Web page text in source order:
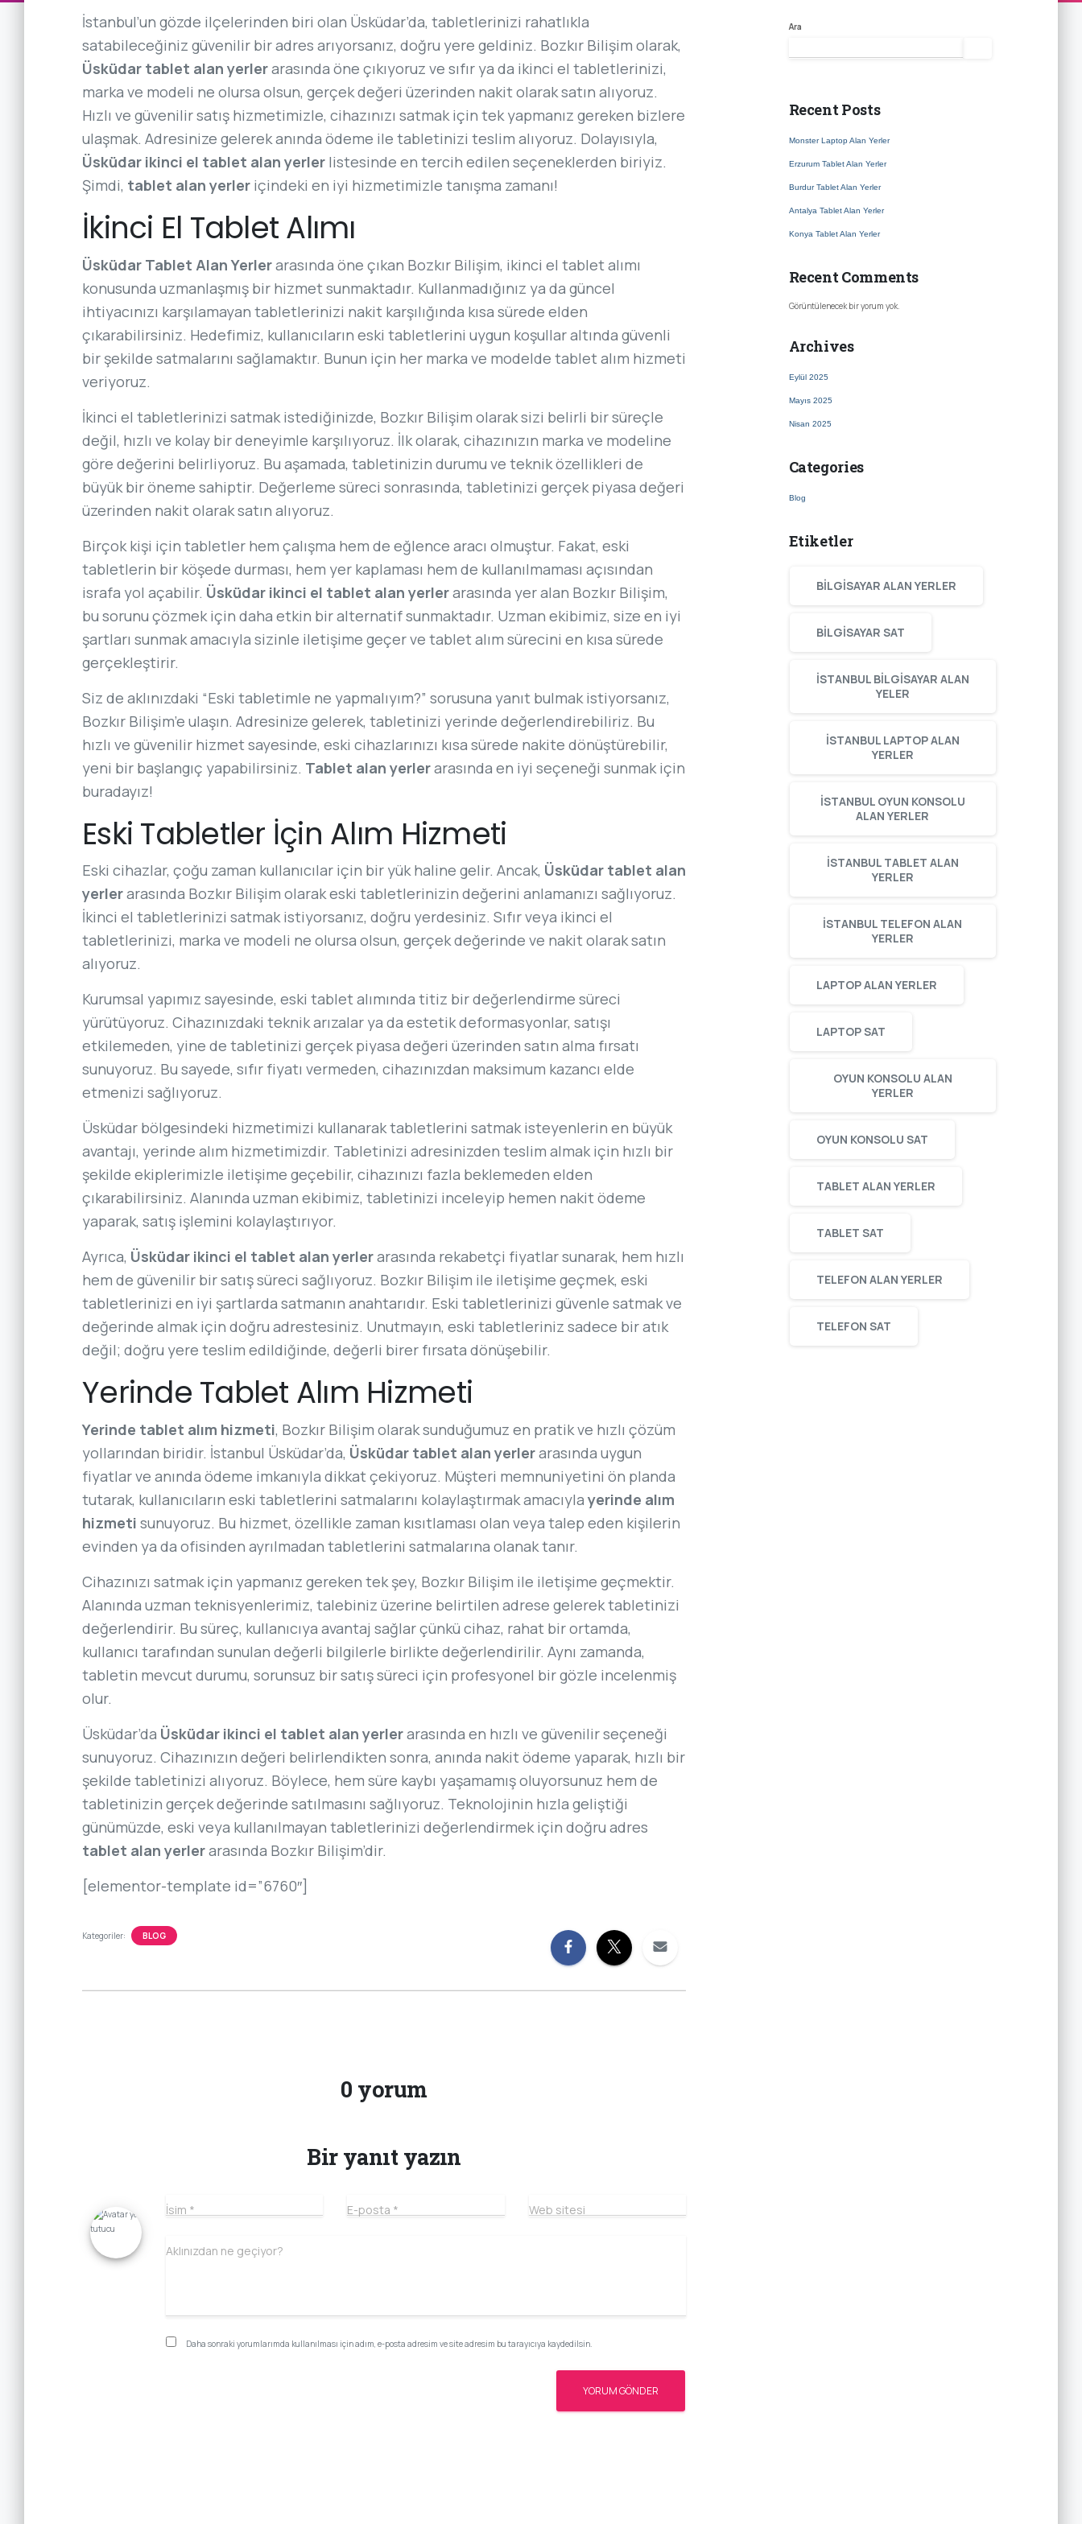
İstanbul’un gözde ilçelerinden biri olan Üsküdar’da, tabletlerinizi rahatlıkla
satabileceğiniz güvenilir bir adres arıyorsanız, doğru yere geldiniz. Bozkır Bilişim olarak,
Üsküdar tablet alan yerlerarasında öne çıkıyoruz ve sıfır ya da ikinci el tabletlerinizi,
marka ve modeli ne olursa olsun, gerçek değeri üzerinden nakit olarak satın alıyoruz.
Hızlı ve güvenilir satış hizmetimizle, cihazınızı satmak için tek yapmanız gereken bizlere
ulaşmak. Adresinize gelerek anında ödeme ile tabletinizi teslim alıyoruz. Dolayısıyla,
Üsküdar ikinci el tablet alan yerler listesinde en tercih edilen seçeneklerden biriyiz.
Şimdi, tablet alan yerler içindeki en iyi hizmetimizle tanışma zamanı!
İkinci El Tablet Alımı
Üsküdar Tablet Alan Yerlerarasında öne çıkan Bozkır Bilişim, ikinci el tablet alımı
konusunda uzmanlaşmış bir hizmet sunmaktadır. Kullanmadığınız ya da güncel
ihtiyacınızı karşılamayan tabletlerinizi nakit karşılığında kısa sürede elden
çıkarabilirsiniz. Hedefimiz, kullanıcıların eski tabletlerini uygun koşullar altında güvenli
bir şekilde satmalarını sağlamaktır. Bunun için her marka ve modelde tablet alım hizmeti
veriyoruz.
İkinci el tabletlerinizi satmak istediğinizde, Bozkır Bilişim olarak sizi belirli bir süreçle
değil, hızlı ve kolay bir deneyimle karşılıyoruz. İlk olarak, cihazınızın marka ve modeline
göre değerini belirliyoruz. Bu aşamada, tabletinizin durumu ve teknik özellikleri de
büyük bir öneme sahiptir. Değerleme süreci sonrasında, tabletinizi gerçek piyasa değeri
üzerinden nakit olarak satın alıyoruz.
Birçok kişi için tabletler hem çalışma hem de eğlence aracı olmuştur. Fakat, eski
tabletlerin bir köşede durması, hem yer kaplaması hem de kullanılmaması açısından
israfa yol açabilir. Üsküdar ikinci el tablet alan yerlerarasında yer alan Bozkır Bilişim,
bu sorunu çözmek için daha etkin bir alternatif sunmaktadır. Uzman ekibimiz, size en iyi
şartları sunmak amacıyla sizinle iletişime geçer ve tablet alım sürecini en kısa sürede
gerçekleştirir.
Siz de aklınızdaki “Eski tabletimle ne yapmalıyım?” sorusuna yanıt bulmak istiyorsanız,
Bozkır Bilişim’e ulaşın. Adresinize gelerek, tabletinizi yerinde değerlendirebiliriz. Bu
hızlı ve güvenilir hizmet sayesinde, eski cihazlarınızı kısa sürede nakite dönüştürebilir,
yeni bir başlangıç yapabilirsiniz. Tablet alan yerlerarasında en iyi seçeneği sunmak için
buradayız!
Eski Tabletler İçin Alım Hizmeti
Eski cihazlar, çoğu zaman kullanıcılar için bir yük haline gelir. Ancak, Üsküdar tablet alan
yerlerarasında Bozkır Bilişim olarak eski tabletlerinizin değerini anlamanızı sağlıyoruz.
İkinci el tabletlerinizi satmak istiyorsanız, doğru yerdesiniz. Sıfır veya ikinci el
tabletlerinizi, marka ve modeli ne olursa olsun, gerçek değerinde ve nakit olarak satın
alıyoruz.
Kurumsal yapımız sayesinde, eski tablet alımında titiz bir değerlendirme süreci
yürütüyoruz. Cihazınızdaki teknik arızalar ya da estetik deformasyonlar, satışı
etkilemeden, yine de tabletinizi gerçek piyasa değeri üzerinden satın alma fırsatı
sunuyoruz. Bu sayede, sıfır fiyatı vermeden, cihazınızdan maksimum kazancı elde
etmenizi sağlıyoruz.
Üsküdar bölgesindeki hizmetimizi kullanarak tabletlerini satmak isteyenlerin en büyük
avantajı, yerinde alım hizmetimizdir. Tabletinizi adresinizden teslim almak için hızlı bir
şekilde ekiplerimizle iletişime geçebilir, cihazınızı fazla beklemeden elden
çıkarabilirsiniz. Alanında uzman ekibimiz, tabletinizi inceleyip hemen nakit ödeme
yaparak, satış işlemini kolaylaştırıyor.
Ayrıca, Üsküdar ikinci el tablet alan yerlerarasında rekabetçi fiyatlar sunarak, hem hızlı
hem de güvenilir bir satış süreci sağlıyoruz. Bozkır Bilişim ile iletişime geçmek, eski
tabletlerinizi en iyi şartlarda satmanın anahtarıdır. Eski tabletlerinizi güvenle satmak ve
değerinde almak için doğru adrestesiniz. Unutmayın, eski tabletleriniz sadece bir atık
değil; doğru yere teslim edildiğinde, değerli birer fırsata dönüşebilir.
Yerinde Tablet Alım Hizmeti
Yerinde tablet alım hizmeti, Bozkır Bilişim olarak sunduğumuz en pratik ve hızlı çözüm
yollarından biridir. İstanbul Üsküdar’da, Üsküdar tablet alan yerlerarasında uygun
fiyatlar ve anında ödeme imkanıyla dikkat çekiyoruz. Müşteri memnuniyetini ön planda
tutarak, kullanıcıların eski tabletlerini satmalarını kolaylaştırmak amacıyla yerinde alım
hizmeti sunuyoruz. Bu hizmet, özellikle zaman kısıtlaması olan veya talep eden kişilerin
evinden ya da ofisinden ayrılmadan tabletlerini satmalarına olanak tanır.
Cihazınızı satmak için yapmanız gereken tek şey, Bozkır Bilişim ile iletişime geçmektir.
Alanında uzman teknisyenlerimiz, talebiniz üzerine belirtilen adrese gelerek tabletinizi
değerlendirir. Bu süreç, kullanıcıya avantaj sağlar çünkü cihaz, rahat bir ortamda,
kullanıcı tarafından sunulan değerli bilgilerle birlikte değerlendirilir. Aynı zamanda,
tabletin mevcut durumu, sorunsuz bir satış süreci için profesyonel bir gözle incelenmiş
olur.
Üsküdar’da Üsküdar ikinci el tablet alan yerlerarasında en hızlı ve güvenilir seçeneği
sunuyoruz. Cihazınızın değeri belirlendikten sonra, anında nakit ödeme yaparak, hızlı bir
şekilde tabletinizi alıyoruz. Böylece, hem süre kaybı yaşamamış oluyorsunuz hem de
tabletinizin gerçek değerinde satılmasını sağlıyoruz. Teknolojinin hızla geliştiği
günümüzde, eski veya kullanılmayan tabletlerinizi değerlendirmek için doğru adres
tablet alan yerlerarasında Bozkır Bilişim’dir.
[elementor-template id=”6760″]
Kategoriler: BLOG
0 yorum
Bir yanıt yazın
İsim * E-posta * Web sitesi
Aklınızdan ne geçiyor?
Daha sonraki yorumlarımda kullanılması için adım, e-posta adresim ve site adresim bu tarayıcıya kaydedilsin.
Ara
Recent Posts
Monster Laptop Alan Yerler
Erzurum Tablet Alan Yerler
Burdur Tablet Alan Yerler
Antalya Tablet Alan Yerler
Konya Tablet Alan Yerler
Recent Comments
Görüntülenecek bir yorum yok.
Archives
Eylül 2025
Mayıs 2025
Nisan 2025
Categories
Blog
Etiketler
BILGISAYAR ALAN YERLER
BILGISAYAR SAT
ISTANBUL BILGISAYAR ALAN
YELER
ISTANBUL LAPTOP ALAN
YERLER
ISTANBUL OYUN KONSOLU
ALAN YERLER
ISTANBUL TABLET ALAN
YERLER
ISTANBUL TELEFON ALAN
YERLER
LAPTOP ALAN YERLER
LAPTOP SAT
OYUN KONSOLU ALAN
YERLER
OYUN KONSOLU SAT
TABLET ALAN YERLER
TABLET SAT
TELEFON ALAN YERLER
TELEFON SAT